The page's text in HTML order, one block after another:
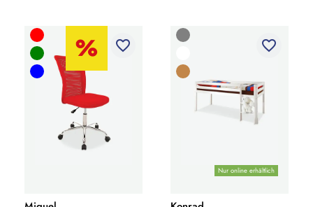
favorite_border
Nur online erhältlich
favorite_border